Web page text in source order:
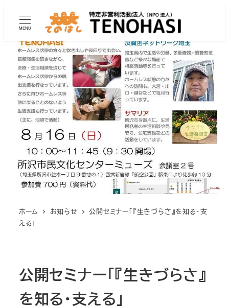
MENU
ホーム お知らせ
公開セミナー「『生きづらさ』を知る・支
える」
公開セミナー「『生きづらさ』
を知る・支える」